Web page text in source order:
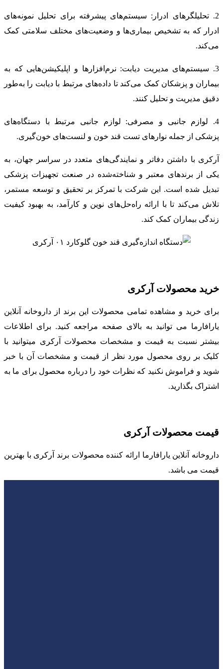
2. تحلیلگرهای ادرار: سیستم‌های پیشرفته برای تحلیل نمونه‌های
ادرار که به تشخیص بیماری‌ها و وضعیت‌های مختلف سلامتی کمک
می‌کند.
3. سیستم‌های مدیریت دیابت: نرم‌افزارها و اپلیکیشن‌هایی که به
بیماران و پزشکان کمک می‌کند تا داده‌های مرتبط با دیابت را به‌طور
دقیق مدیریت و تحلیل کنند.
4. لوازم جانبی و مصرفی: لوازم جانبی مرتبط با دستگاه‌های
پزشکی از جمله نوارهای تست قند خون و لنست‌های خون‌گیری.
آرکری با داشتن دفاتر و نمایندگی‌های متعدد در سراسر جهان، به
یکی از برندهای معتبر و شناخته‌شده در صنعت تجهیزات پزشکی
تبدیل شده است. این شرکت با تمرکز بر تحقیق و توسعه مستمر،
تلاش می‌کند تا با ارائه راه‌حل‌های نوین و کارآمد، به بهبود کیفیت
زندگی بیماران کمک کند.
خرید محصولات آرکری
برای خرید و مشاهده تمامی محصولات این برند از داروخانه آنلاین
یارافارما می توانید به بالای صفحه مراجعه کنید. برای اطلاعات
بیشتر نسبت به قیمت و مشخصات محصولات آرکری میتوانید با
کلیک بر روی محصول مورد نظر از قیمت و مشخصات آن با خبر
شوید و فراموش نکنید که نظرات خود را درباره محصول برای ما به
اشتراک بگذارید.
قیمت محصولات آرکری
داروخانه آنلاین یارافارما ارائه کننده محصولات برند آرکری با بهترین
قیمت می باشد.